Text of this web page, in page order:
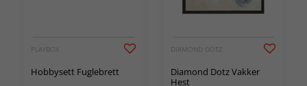
PLAYBOX
Hobbysett Fuglebrett
DIAMOND DOTZ
Diamond Dotz Vakker
Hest